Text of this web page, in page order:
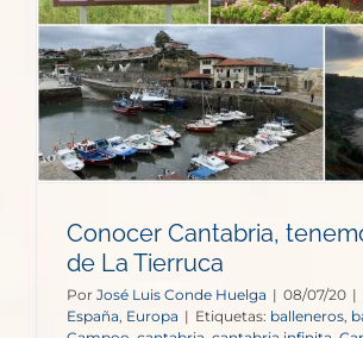
Conocer Cantabria,
de La Tierruca
Por José Luis Conde Huelga | 08/07/20 |
España Europa | Etiquetas: balleneros